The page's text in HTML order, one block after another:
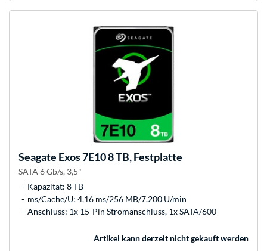
Seagate Exos 7E10 8 TB, Festplatte
SATA 6 Gb/s, 3,5"
Kapazität: 8 TB
ms/Cache/U: 4,16 ms/256 MB/7.200 U/min
Anschluss: 1x 15-Pin Stromanschluss, 1x SATA/600
Artikel kann derzeit nicht gekauft werden